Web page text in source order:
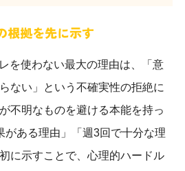
根拠を先に示す
を使わない最大の理由は、「意
ない」という不確実性の拒絶に
不明なものを避ける本能を持っ
がある理由」「週3回で十分な理
に示すことで、心理的ハードル